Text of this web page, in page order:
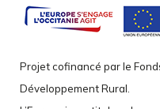
Projet cofinancé par le
Développement Rural.